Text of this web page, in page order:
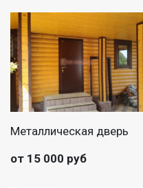
Металлическая дверь
от 15 000 руб